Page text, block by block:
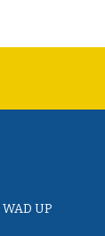
WAD UP